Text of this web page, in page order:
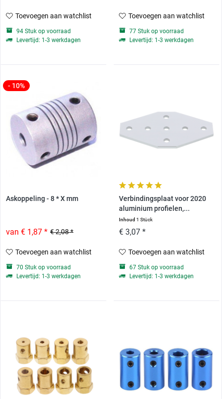
Toevoegen aan watchlist
94 Stuk op voorraad
Levertijd: 1-3 werkdagen
Toevoegen aan watchlist
77 Stuk op voorraad
Levertijd: 1-3 werkdagen
- 10%
Askoppeling - 8 * X mm
€ 2,08 *
van € 1,87 *
Toevoegen aan watchlist
70 Stuk op voorraad
Levertijd: 1-3 werkdagen
Verbindingsplaat voor 2020
aluminium profielen,...
Inhoud 1 Stück
€ 3,07 *
Toevoegen aan watchlist
67 Stuk op voorraad
Levertijd: 1-3 werkdagen